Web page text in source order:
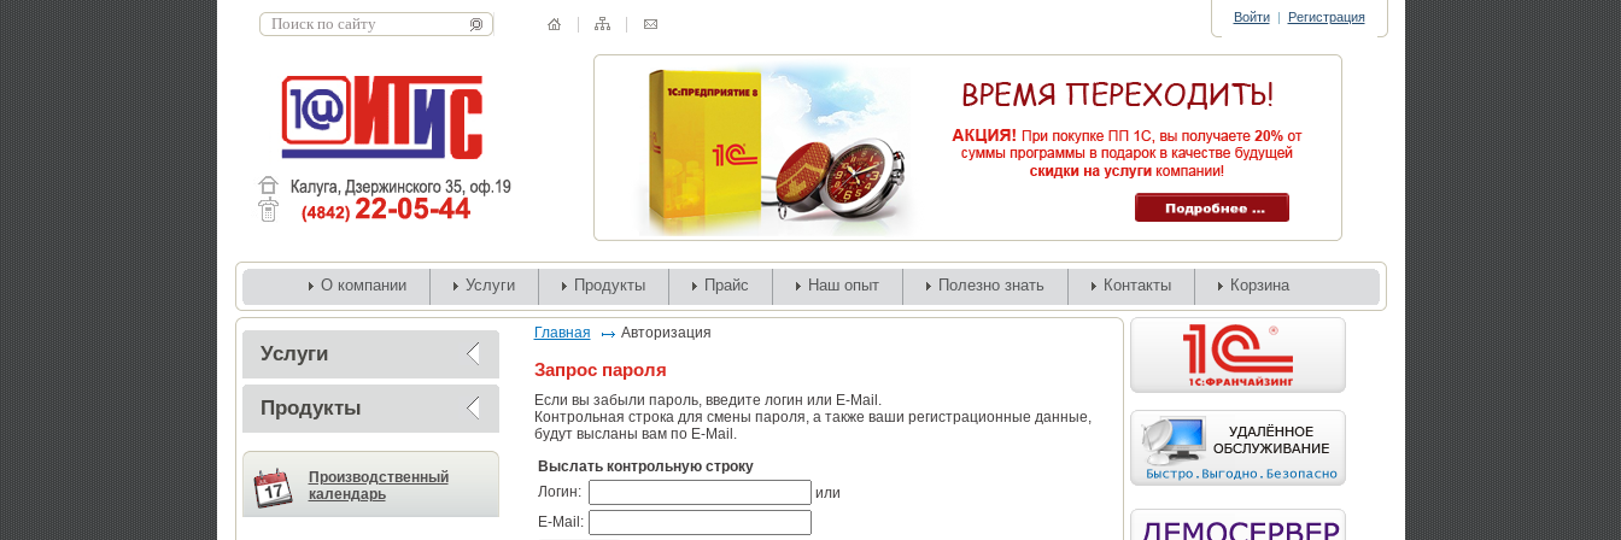
Войти | Регистрация
О компании Услуги Продукты Прайс Наш опыт Полезно знать Контакты Корзина
Услуги
Продукты
Производственный
календарь
Главная Авторизация
Запрос пароля
Если вы забыли пароль, введите логин или E-Mail.
Контрольная строка для смены пароля, а также ваши регистрационные данные,
будут высланы вам по E-Mail.
Выслать контрольную строку
Логин:
или
E-Mail: